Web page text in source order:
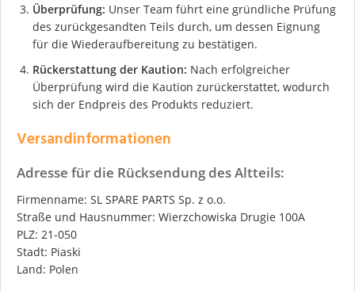
Überprüfung: Unser Team führt eine gründliche Prüfung
des zurückgesandten Teils durch, um dessen Eignung
für die Wiederaufbereitung zu bestätigen.
Rückerstattung der Kaution: Nach erfolgreicher
Überprüfung wird die Kaution zurückerstattet, wodurch
sich der Endpreis des Produkts reduziert.
Versandinformationen
Adresse für die Rücksendung des Altteils:
Firmenname: SL SPARE PARTS Sp. z o.o.
Straße und Hausnummer: Wierzchowiska Drugie 100A
PLZ: 21-050
Stadt: Piaski
Land: Polen